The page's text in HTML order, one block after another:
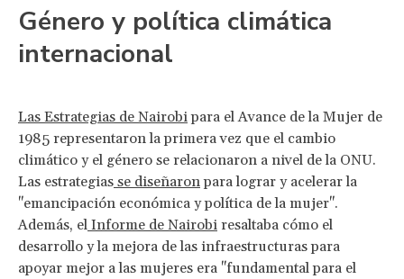
Género y política climática
internacional
Las Estrategias de Nairobipara el Avance de la Mujer de
1985 representaron la primera vez que el cambio
climático y el género se relacionaron a nivel de la ONU.
Las estrategias se diseñaronpara lograr y acelerar la
"emancipación económica y política de la mujer".
Además, el Informe de Nairobi resaltaba cómo el
desarrollo y la mejora de las infraestructuras para
apoyar mejor a las mujeres era "fundamental para el